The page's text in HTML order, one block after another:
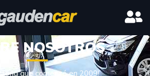
NOSOTROS
que comenzó en 2009!